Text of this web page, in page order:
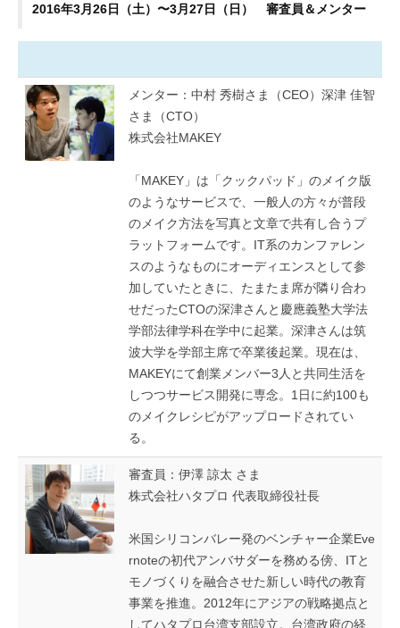
2016年3月26日（土）〜3月27日（日） 審査員＆メンター
メンター：中村 秀樹さま（CEO）深津 佳智
さま（CTO）
株式会社MAKEY
「MAKEY」は「クックパッド」のメイク版
のようなサービスで、一般人の方々が普段
のメイク方法を写真と文章で共有し合うプ
ラットフォームです。IT系のカンファレン
スのようなものにオーディエンスとして参
加していたときに、たまたま席が隣り合わ
せだったCTOの深津さんと慶應義塾大学法
学部法律学科在学中に起業。深津さんは筑
波大学を学部主席で卒業後起業。現在は、
MAKEYにて創業メンバー3人と共同生活を
しつつサービス開発に専念。1日に約100も
のメイクレシピがアップロードされてい
る。
審査員：伊澤 諒太 さま
株式会社ハタプロ 代表取締役社長
米国シリコンバレー発のベンチャー企業Eve
rnoteの初代アンバサダーを務める傍、ITと
モノづくりを融合させた新しい時代の教育
事業を推進。 2012年にアジアの戦略拠点と
してハタプロ台湾支部設立。 台湾政府の経